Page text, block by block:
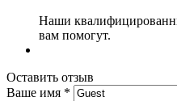
Наши
вам помогут.
Оставить отзыв
Ваше имя *